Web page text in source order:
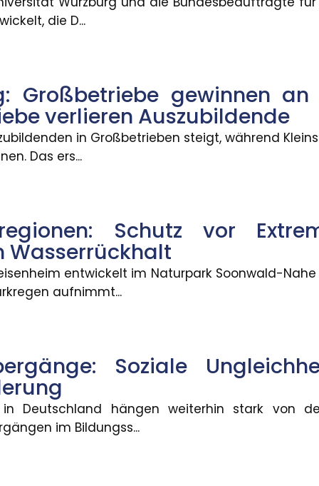
die D...
Großbetriebe gewinnen
verlieren Auszubildende
in Großbetrieben steigt, während
Das ers...
Schutz vor
Wasserrückhalt
entwickelt im Naturpark Soonwald-
aufnimmt...
Soziale
in Deutschland hängen weiterhin stark von
im Bildungss...
vor Extremwetter durch
Soonwald-Nahe eine
Ungleichheit bleibt eine
stark von der sozialen Herkunft ab.
hängt von der
den Bedürfnissen der Beschäftigten.
geben fast 2.000 Euro pro
jährlich rund 1.993 Euro für Selbstgeschenke auf.
im Führerscheinerwerb
Fahrschulausbildung. Der Gesetzentwurf dazu